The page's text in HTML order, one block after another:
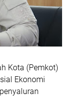
Kota (Pemkot)
Ekonomi